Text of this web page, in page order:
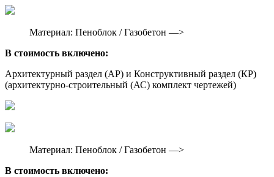
Материал: Пеноблок / Газобетон —>
В стоимость включено:
Архитектурный раздел (АР) и Конструктивный раздел (КР)
(архитектурно-строительный (АС) комплект чертежей)
Материал: Пеноблок / Газобетон —>
В стоимость включено: